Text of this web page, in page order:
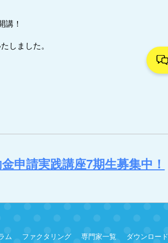
講！
しました。
申請実践講座7期生募集中！
ム ファクタリング 専門家一覧 ダウンロード